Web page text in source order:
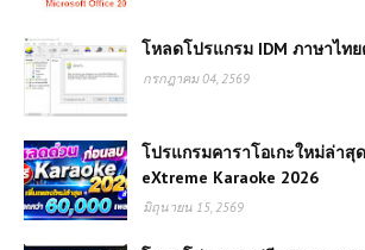
โหลดโปรแกรม IDM ภาษาไท
กรกฎาคม 04, 2569
โปรแกรมคาราโอเกะใหม่ล่าสุ
eXtreme Karaoke 2026
มิถุนายน 15, 2569